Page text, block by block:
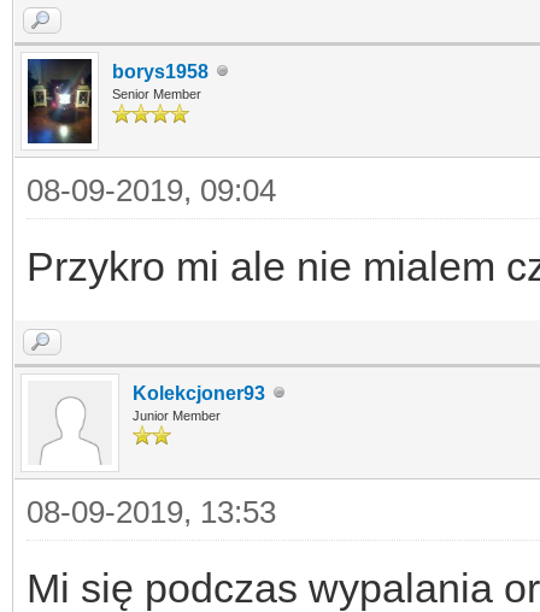
borys1958
Senior Member
08-09-2019, 09:04
Przykro mi ale nie mialem
Kolekcjoner93
Junior Member
08-09-2019, 13:53
Mi się podczas wypalania